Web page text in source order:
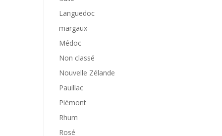
Languedoc
margaux
Médoc
Non classé
Nouvelle Zélande
Pauillac
Piémont
Rhum
Rosé